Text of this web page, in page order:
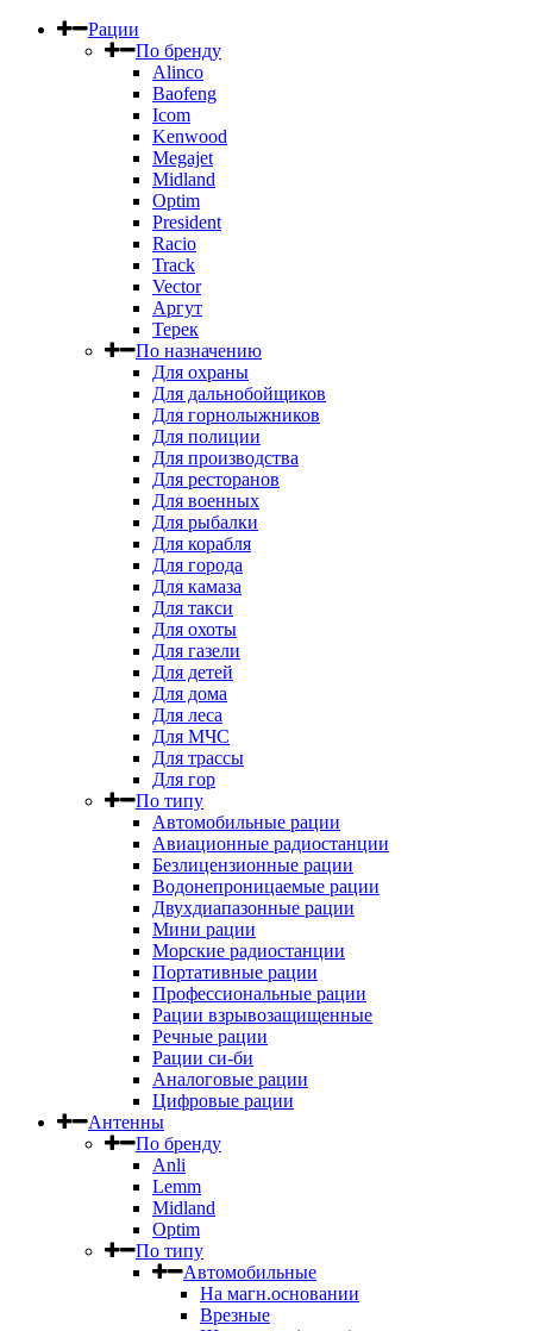
Рации
По бренду
Alinco
Baofeng
Icom
Kenwood
Megajet
Midland
Optim
President
Racio
Track
Vector
Аргут
Терек
По назначению
Для охраны
Для дальнобойщиков
Для горнолыжников
Для полиции
Для производства
Для ресторанов
Для военных
Для рыбалки
Для корабля
Для города
Для камаза
Для такси
Для охоты
Для газели
Для детей
Для дома
Для леса
Для МЧС
Для трассы
Для гор
По типу
Автомобильные рации
Авиационные радиостанции
Безлицензионные рации
Водонепроницаемые рации
Двухдиапазонные рации
Мини рации
Морские радиостанции
Портативные рации
Профессиональные рации
Рации взрывозащищенные
Речные рации
Рации си-би
Аналоговые рации
Цифровые рации
Антенны
По бренду
Anli
Lemm
Midland
Optim
По типу
Автомобильные
На магн.основании
Врезные